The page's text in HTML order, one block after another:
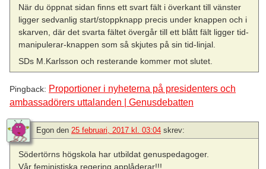
När du öppnat sidan finns ett svart fält i överkant till vänster
ligger sedvanlig start/stoppknapp precis under knappen och i
skarven, där det svarta fältet övergår till ett blått fält ligger tid-
manipulerar-knappen som så skjutes på sin tid-linjal.
SDs M.Karlsson och resterande kommer mot slutet.
Pingback: Proportioner i nyheterna på presidenters och
ambassadörers uttalanden | Genusdebatten
Egon den 25 februari, 2017 kl. 03:04 skrev:
Södertörns högskola har utbildat genuspedagoger.
Vår feministiska regering applåderar!!!